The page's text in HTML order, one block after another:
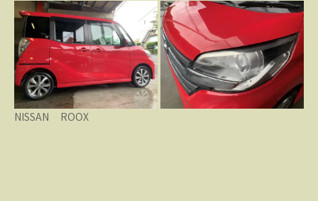
NISSAN ROOX